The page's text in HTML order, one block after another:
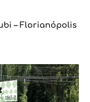
– Florianópolis